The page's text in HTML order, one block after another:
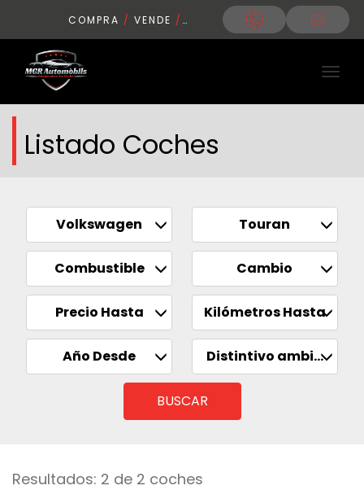
COMPRA / VENDE / CONDUCE
Listado Coches
Volkswagen Touran
Combustible Cambio
Precio Hasta Kilómetros Hasta
Año Desde Distintivo ambiental
BUSCAR
Resultados: 2 de 2 coches